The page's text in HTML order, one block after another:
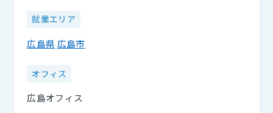
就業エリア
広島県 広島市
オフィス
広島オフィス